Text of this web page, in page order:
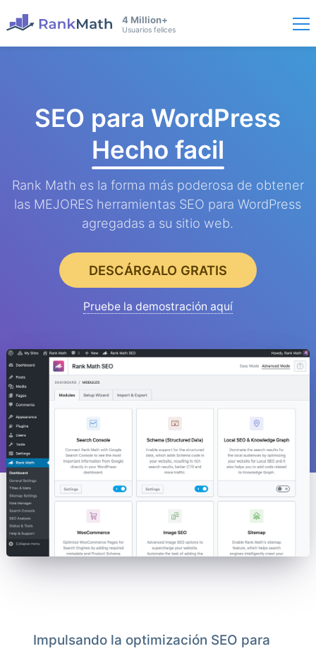
4 Million+
Usuarios felices
SEO para WordPress
Hecho facil
Rank Math es la forma más poderosa de obtener
las MEJORES herramientas SEO para WordPress
agregadas a su sitio web.
DESCÁRGALO GRATIS
Pruebe la demostración aquí
Impulsando la optimización SEO para